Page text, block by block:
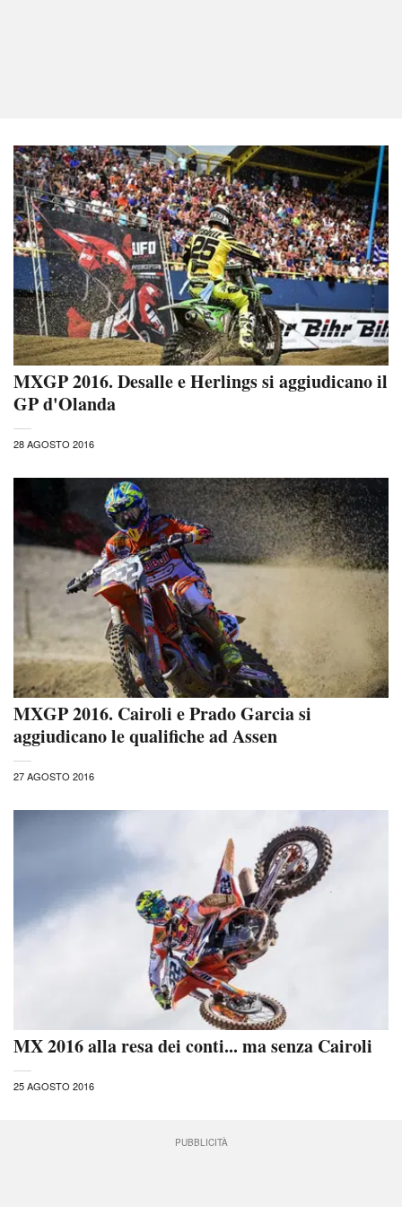
MXGP 2016. Desalle e Herlings si aggiudicano il
GP d'Olanda
28 AGOSTO 2016
MXGP 2016. Cairoli e Prado Garcia si
aggiudicano le qualifiche ad Assen
27 AGOSTO 2016
MX 2016 alla resa dei conti... ma senza Cairoli
25 AGOSTO 2016
PUBBLICITÀ